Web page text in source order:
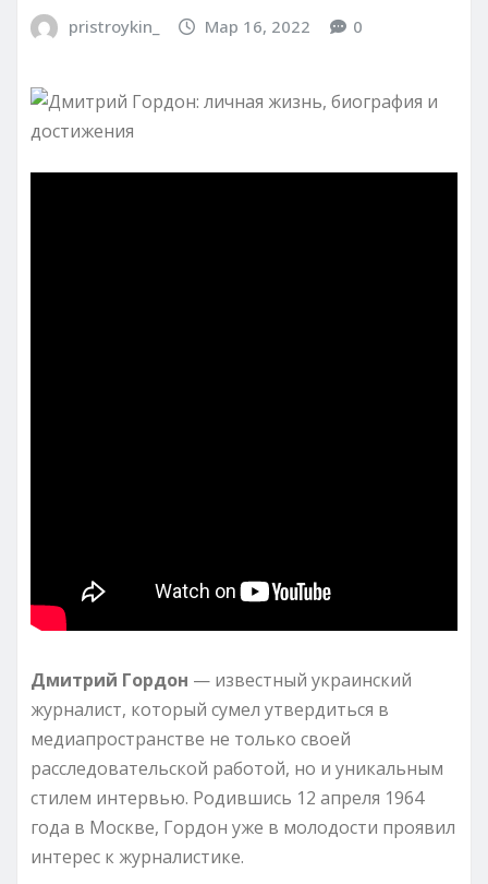
pristroykin_ Мар 16, 2022 0
Дмитрий Гордон — известный украинский
журналист, который сумел утвердиться в
медиапространстве не только своей
расследовательской работой, но и уникальным
стилем интервью. Родившись 12 апреля 1964
года в Москве, Гордон уже в молодости проявил
интерес к журналистике.